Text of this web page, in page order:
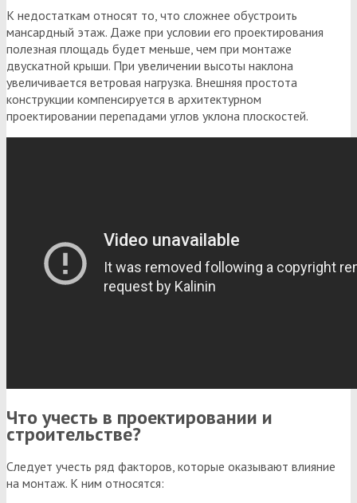
К недостаткам относят то, что сложнее обустроить
мансардный этаж. Даже при условии его проектирования
полезная площадь будет меньше, чем при монтаже
двускатной крыши. При увеличении высоты наклона
увеличивается ветровая нагрузка. Внешняя простота
конструкции компенсируется в архитектурном
проектировании перепадами углов уклона плоскостей.
Что учесть в проектировании и
строительстве?
Следует учесть ряд факторов, которые оказывают влияние
на монтаж. К ним относятся: